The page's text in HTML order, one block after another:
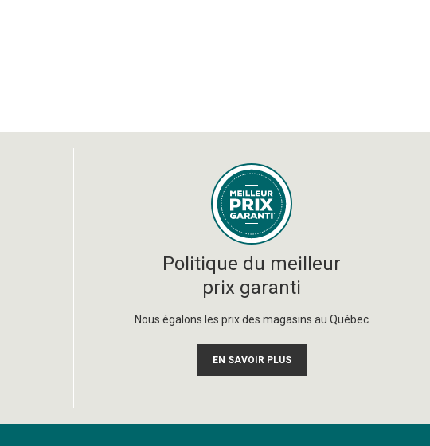
Politique du meilleur
prix garanti
Nous égalons les prix des magasins au Québec
EN SAVOIR PLUS